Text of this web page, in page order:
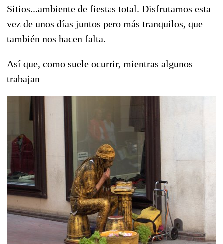
Sitios...ambiente de fiestas total. Disfrutamos esta
vez de unos días juntos pero más tranquilos, que
también nos hacen falta.
Así que, como suele ocurrir, mientras algunos
trabajan